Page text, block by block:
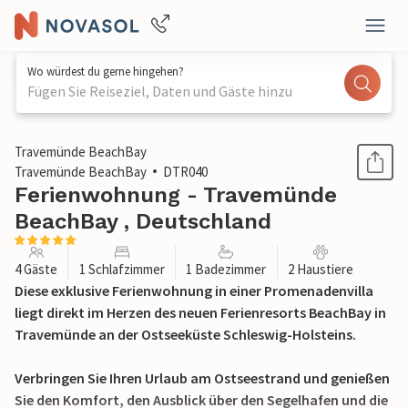
Wo würdest du gerne hingehen?
Fügen Sie Reiseziel, Daten und Gäste hinzu
1 / 29
Travemünde BeachBay
Travemünde BeachBay
DTR040
Ferienwohnung - Travemünde
BeachBay , Deutschland
4 Gäste 1 Schlafzimmer 1 Badezimmer 2 Haustiere
Diese exklusive Ferienwohnung in einer Promenadenvilla
liegt direkt im Herzen des neuen Ferienresorts BeachBay in
Travemünde an der Ostseeküste Schleswig-Holsteins.
Verbringen Sie Ihren Urlaub am Ostseestrand und genießen
Sie den Komfort, den Ausblick über den Segelhafen und die